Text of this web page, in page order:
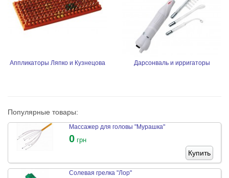
Аппликаторы Ляпко и Кузнецова Дарсонваль и ирригаторы
Популярные товары:
Массажер для головы "Мурашка"
0 грн
Купить
Солевая грелка "Лор"